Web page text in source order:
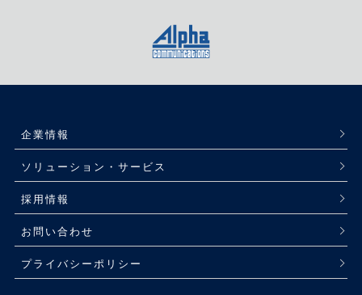
企業情報
ソリューション・サービス
採用情報
お問い合わせ
プライバシーポリシー